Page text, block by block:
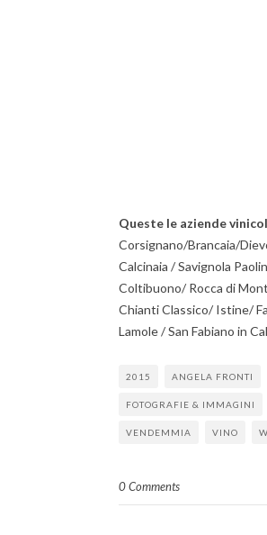
Queste le aziende
Corsignano/Brancaia/
Calcinaia /Savignola
Coltibuono/ Rocca di
Chianti Classico/ Istine/
Lamole/San Fabiano in
2015 ANGELA FRONTI
FOTOGRAFIE & IMMAGINI
VENDEMMIA VINO
0 Comments